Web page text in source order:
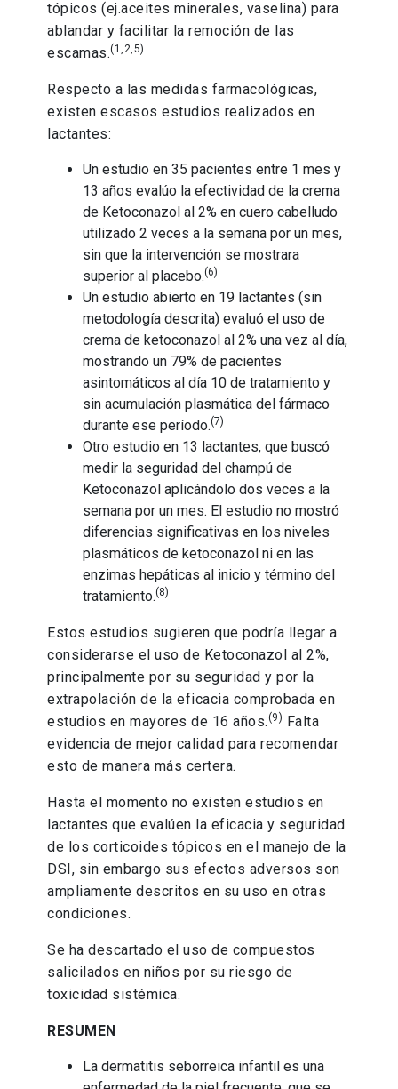
tópicos (ej.aceites minerales, vaselina) para
ablandar y facilitar la remoción de las
escamas.(1,2,5)
Respecto a las medidas farmacológicas,
existen escasos estudios realizados en
lactantes:
Un estudio en 35 pacientes entre 1 mes y
13 años evalúo la efectividad de la crema
de Ketoconazol al 2% en cuero cabelludo
utilizado 2 veces a la semana por un mes,
sin que la intervención se mostrara
superior al placebo.(6)
Un estudio abierto en 19 lactantes (sin
metodología descrita) evaluó el uso de
crema de ketoconazol al 2% una vez al día,
mostrando un 79% de pacientes
asintomáticos al día 10 de tratamiento y
sin acumulación plasmática del fármaco
durante ese período.(7)
Otro estudio en 13 lactantes, que buscó
medir la seguridad del champú de
Ketoconazol aplicándolo dos veces a la
semana por un mes. El estudio no mostró
diferencias significativas en los niveles
plasmáticos de ketoconazol ni en las
enzimas hepáticas al inicio y término del
tratamiento.(8)
Estos estudios sugieren que podría llegar a
considerarse el uso de Ketoconazol al 2%,
principalmente por su seguridad y por la
extrapolación de la eficacia comprobada en
estudios en mayores de 16 años.(9) Falta
evidencia de mejor calidad para recomendar
esto de manera más certera.
Hasta el momento no existen estudios en
lactantes que evalúen la eficacia y seguridad
de los corticoides tópicos en el manejo de la
DSI, sin embargo sus efectos adversos son
ampliamente descritos en su uso en otras
condiciones.
Se ha descartado el uso de compuestos
salicilados en niños por su riesgo de
toxicidad sistémica.
RESUMEN
La dermatitis seborreica infantil es una